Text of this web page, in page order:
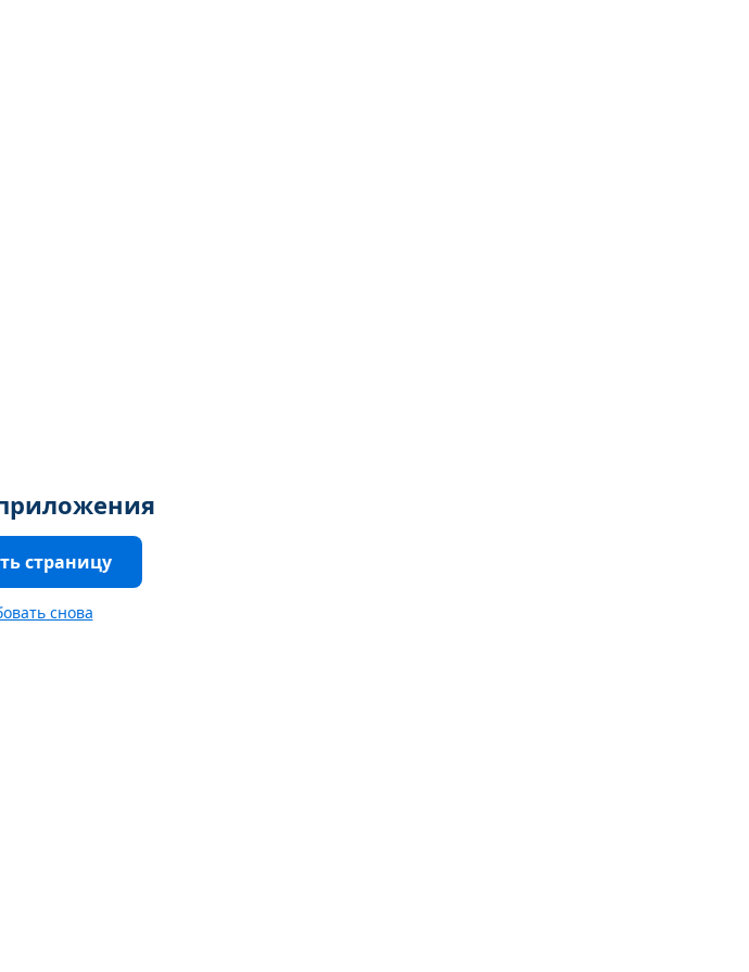
страницу
снова